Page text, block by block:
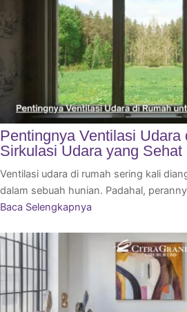
Pentingnya Ventilasi Udara
Sirkulasi Udara yang Sehat
Ventilasi udara di rumah sering kali
dalam sebuah hunian. Padahal,
Baca Selengkapnya